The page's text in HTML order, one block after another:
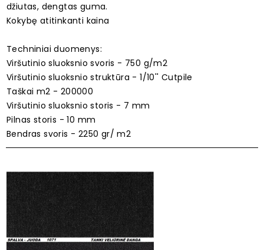
džiutas, dengtas guma.
Kokybę atitinkanti kaina
Techniniai duomenys:
Viršutinio sluoksnio svoris - 750 g/m2
Viršutinio sluoksnio struktūra - 1/10'' Cutpile
Taškai m2 - 200000
Viršutinio sluoksnio storis - 7 mm
Pilnas storis - 10 mm
Bendras svoris - 2250 gr/ m2